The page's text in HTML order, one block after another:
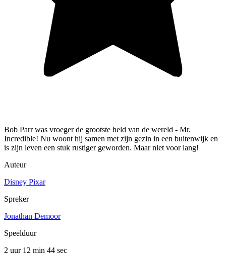
Bob Parr was vroeger de grootste held van de wereld - Mr.
Incredible! Nu woont hij samen met zijn gezin in een buitenwijk en
is zijn leven een stuk rustiger geworden. Maar niet voor lang!
Auteur
Disney Pixar
Spreker
Jonathan Demoor
Speelduur
2 uur 12 min 44 sec